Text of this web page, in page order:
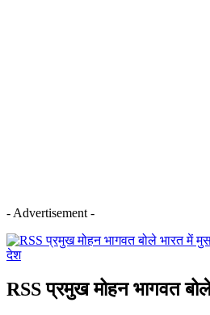
- Advertisement -
देश
RSS प्रमुख मोहन भागवत